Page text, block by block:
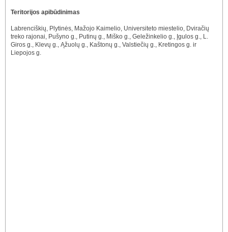
Teritorijos apibūdinimas
Labrenciškių, Plytinės, Mažojo Kaimelio, Universiteto miestelio, Dviračių
treko rajonai, Pušyno g., Putinų g., Miško g., Geležinkelio g., Įgulos g., L.
Giros g., Klevų g., Ąžuolų g., Kaštonų g., Valstiečių g., Kretingos g. ir
Liepojos g.